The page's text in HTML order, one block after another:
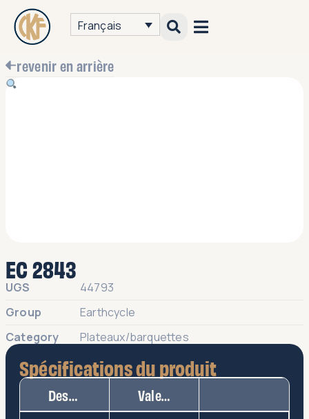
Français
revenir en arrière
EC 2843
UGS
44793
Group
Earthcycle
Category
Plateaux/barquettes
Spécifications du produit
Description Valeur